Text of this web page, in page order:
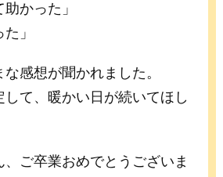
助かった」
」
感想が聞かれました。
て、暖かい日が続いてほし
ご卒業おめでとうございま